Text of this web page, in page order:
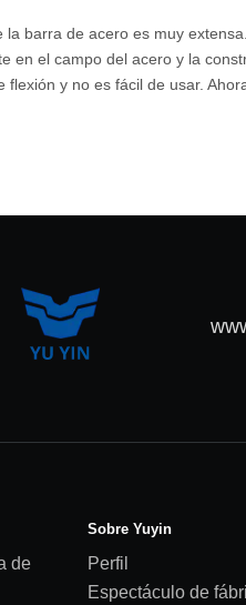
barra de acero es muy
en el campo del acero y la
y no es fácil de usar.
de
Sobre Yuyin
Perfil
Espectáculo de